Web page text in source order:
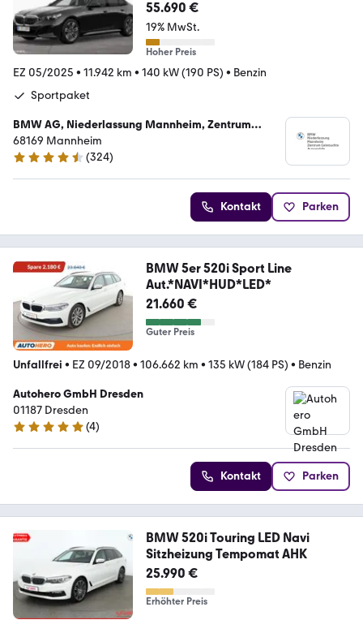
Harman/K Kamera LED
55.690 €
19% MwSt.
Hoher Preis
EZ 05/2025 • 11.942 km • 140 kW (190 PS) • Benzin
Sportpaket
BMW AG, Niederlassung Mannheim, Zentrum
Gebrauchte Automobile
68169 Mannheim
4.6 Sterne
(324)
Kontakt Parken
BMW 5er 520i Sport Line
Aut.*NAVI*HUD*LED*
21.660 €
Guter Preis
Unfallfrei • EZ 09/2018• 106.662 km • 135 kW (184 PS) • Benzin
Autohero GmbH Dresden
01187 Dresden
5 Sterne
(4)
Kontakt Parken
BMW 520i Touring LED Navi
Sitzheizung Tempomat AHK
25.990 €
Erhöhter Preis